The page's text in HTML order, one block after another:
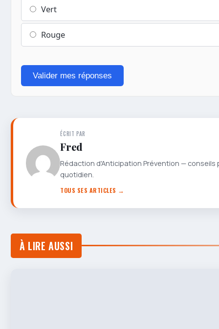
Vert
Rouge
Valider mes réponses
ÉCRIT PAR
Fred
Rédaction d'Anticipation Prévention —
quotidien.
TOUS SES ARTICLES →
À LIRE AUSSI